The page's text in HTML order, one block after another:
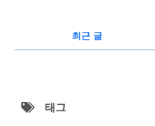
최근 글
글
태그